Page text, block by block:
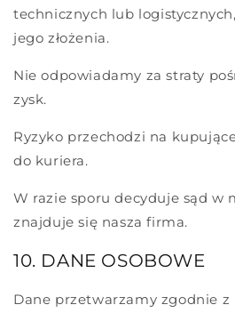
technicznych lub
jego złożenia.
Nie odpowiadamy za straty
zysk.
Ryzyko przechodzi na
do kuriera.
W razie sporu decyduje sąd w
znajduje się nasza firma.
10. DANE OSOBOWE
Dane przetwarzamy zgodnie z